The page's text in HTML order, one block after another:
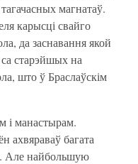
магнатаў.
карысці свайго
да заснавання якой
старэйшых на
што ў Браслаўскім
і манастырам.
ахвяраваў багата
Але найбольшую